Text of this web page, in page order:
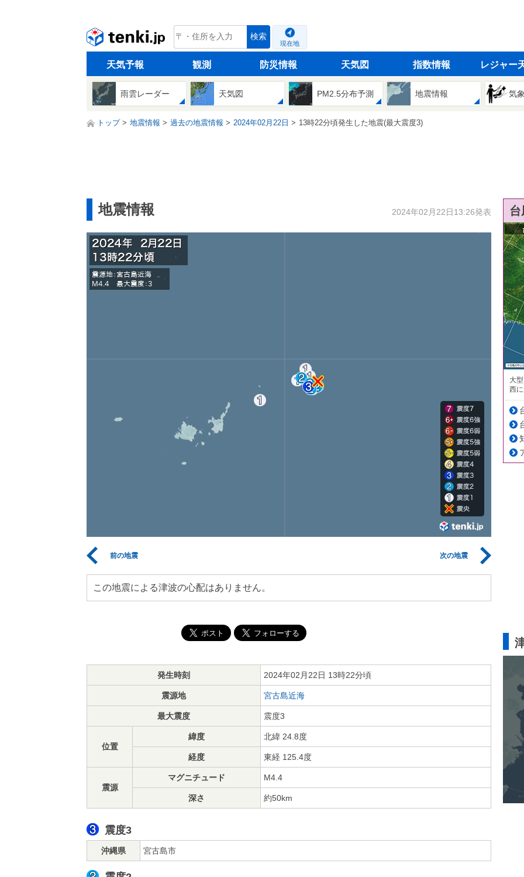
tenki.jp 検索
現在地
天気予報 観測 防災情報 天気図 指数情報 レジャー
雨雲レーダー 天気図 PM2.5分布予測 地震情報 気
トップ 地震情報 過去の地震情報 2024年02月22日 13時22分頃発生した地震(最大震度3)
地震情報 2024年02月22日13:26発表
前の地震 次の地震
この地震による津波の心配はありません。
発生時刻 2024年02月22日 13時22分頃
震源地 宮古島近海
最大震度 震度3
位置
緯度 北緯 24.8度
経度 東経 125.4度
震源
マグニチュード M4.4
深さ 約50km
震度3
沖縄県 宮古島市
大
西